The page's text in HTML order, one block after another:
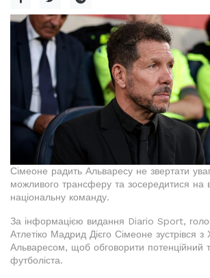
Сімеоне радить Альваресу не звертати
можливого трансферу та зосередитися на
національну команду.
За інформацією видання Diario Sport,
Атлетіко Мадрид Дієго Сімеоне зустрівся з
Альваресом, щоб обговорити потенційний
футболіста.